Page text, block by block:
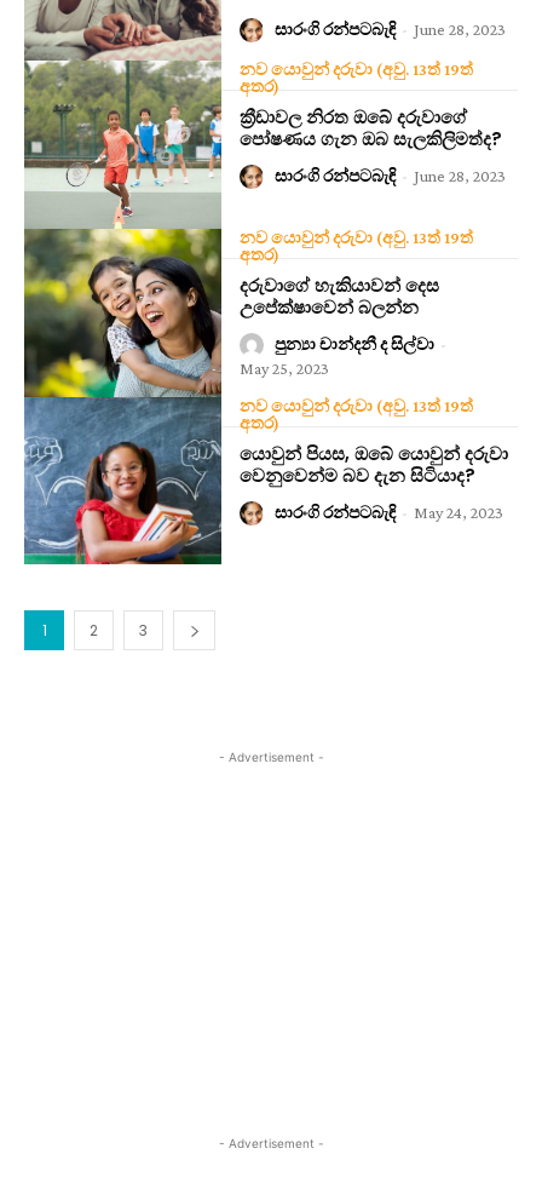
සාරංගි රන්පටබැඳි - June 28, 2023
නව යොවුන් දරුවා (අවු. 13ත් 19ත්
අතර)
ක්‍රීඩාවල නිරත ඔබේ දරුවාගේ
පෝෂණය ගැන ඔබ සැලකිලිමත්ද?
සාරංගි රන්පටබැඳි - June 28, 2023
නව යොවුන් දරුවා (අවු. 13ත් 19ත්
අතර)
දරුවාගේ හැකියාවන් දෙස
උපේක්ෂාවෙන් බලන්න
පුන්‍යා චාන්දනී ද සිල්වා -
May 25, 2023
නව යොවුන් දරුවා (අවු. 13ත් 19ත්
අතර)
යොවුන් පියස, ඔබේ යොවුන් දරුවා
වෙනුවෙන්ම බව දැන සිටියාද?
සාරංගි රන්පටබැඳි - May 24, 2023
1 2 3
- Advertisement -
- Advertisement -